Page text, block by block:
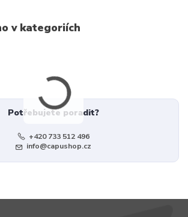
v kategoriích
Potřebujete poradit?
+420 733 512 496
info@capushop.cz